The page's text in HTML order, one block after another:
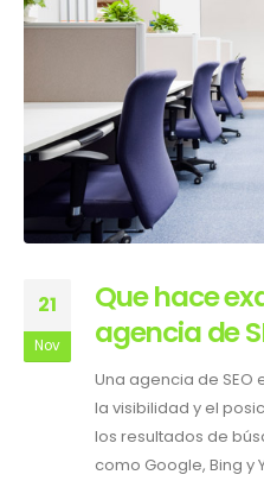
21
Nov
Que hace
agencia de
Una agencia de
la visibilidad y el
los resultados de
como Google, Bing y